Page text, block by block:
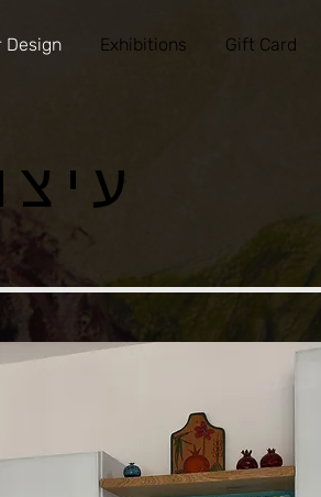
Design Exhibitions Gift Card